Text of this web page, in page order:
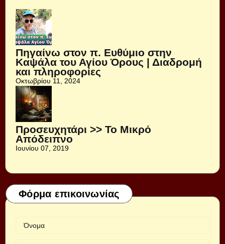
Πηγαίνω στον π. Ευθύμιο στην
Καψάλα του Αγίου Όρους | Διαδρομή
και πληροφορίες
Οκτωβρίου 11, 2024
Προσευχητάρι >> Το Μικρό
Απόδειπνο
Ιουνίου 07, 2019
Φόρμα επικοινωνίας